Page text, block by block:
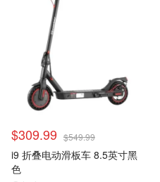
$309.99 $549.99
i9 折叠电动滑板车 8.5英寸黑
色